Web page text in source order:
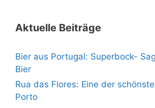
Aktuelle Beiträge
Bier aus Portugal: Superbock-
Bier
Rua das Flores: Eine der
Porto